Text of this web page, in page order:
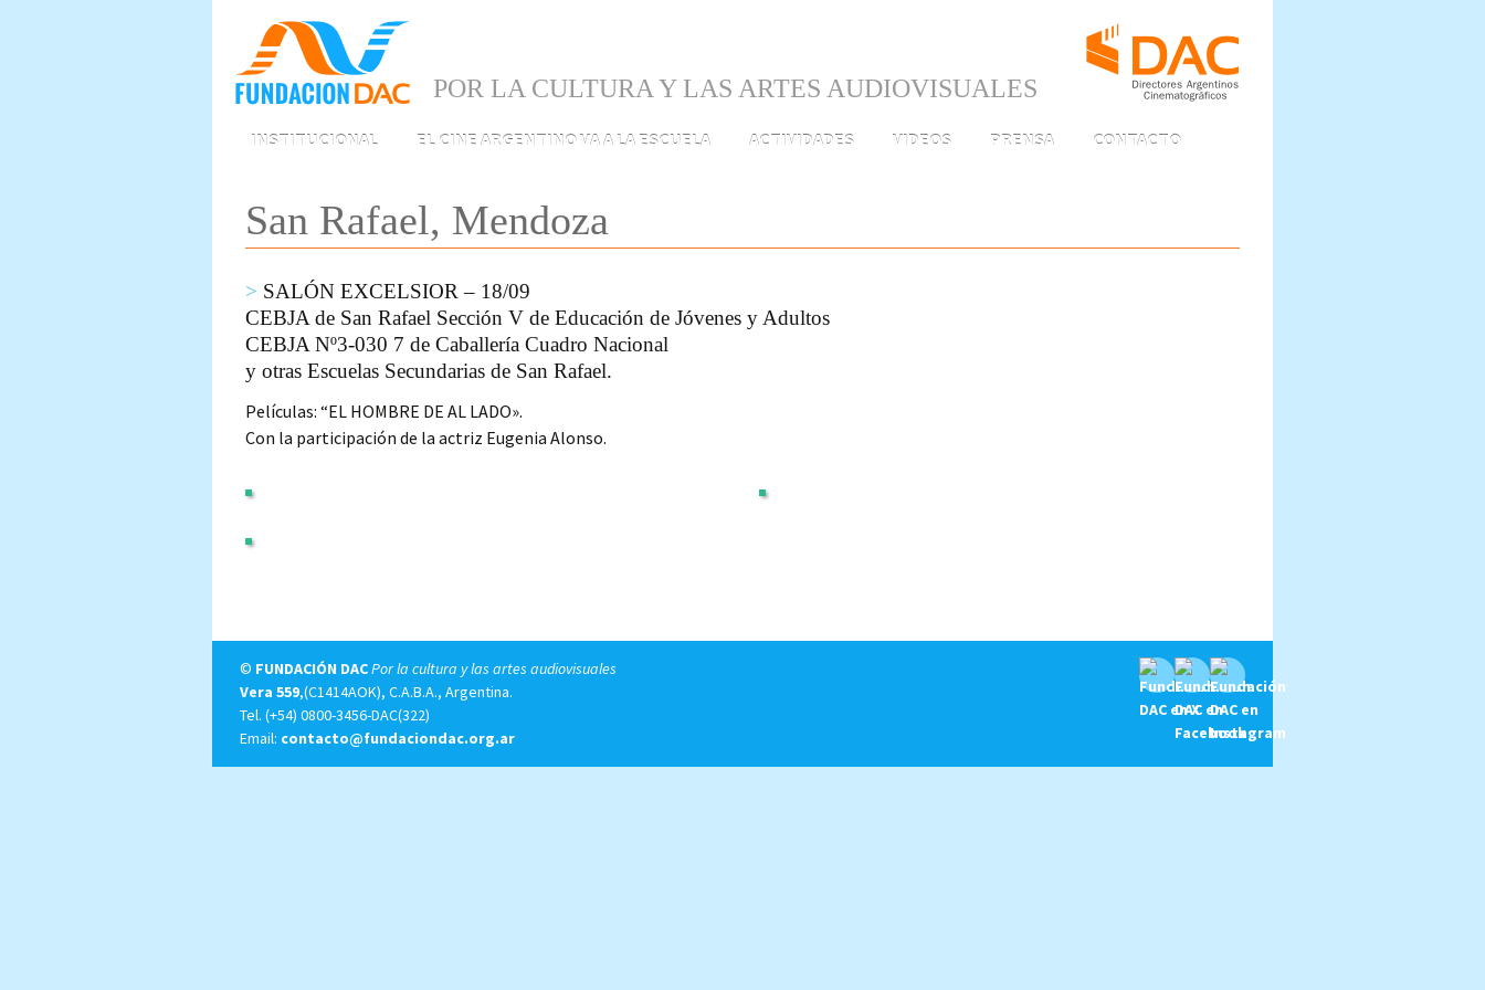
POR LA CULTURA Y LAS ARTES AUDIOVISUALES
INSTITUCIONAL EL CINE ARGENTINO VA A LA ESCUELA ACTIVIDADES VIDEOS PRENSA CONTACTO
San Rafael, Mendoza
SALÓN EXCELSIOR – 18/09
CEBJA de San Rafael Sección V de Educación de Jóvenes y Adultos
CEBJA Nº3-030 7 de Caballería Cuadro Nacional
y otras Escuelas Secundarias de San Rafael.
Películas: “EL HOMBRE DE AL LADO».
Con la participación de la actriz Eugenia Alonso.
© FUNDACIÓN DACPor la cultura y las artes audiovisuales
Vera 559,(C1414AOK), C.A.B.A., Argentina.
Tel. (+54) 0800-3456-DAC(322)
Email: contacto@fundaciondac.org.ar